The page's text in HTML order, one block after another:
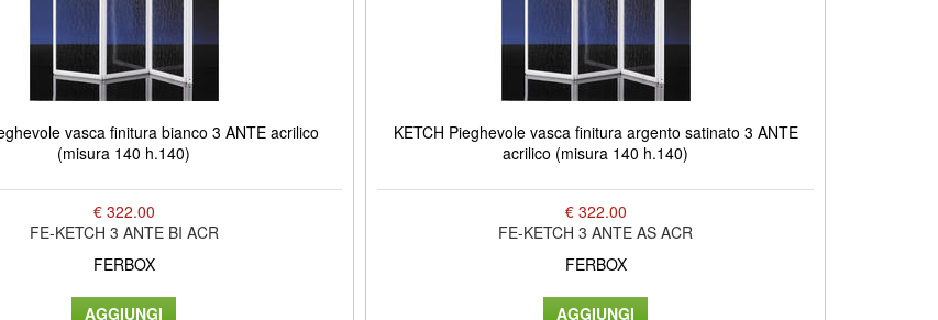
vasca finitura bianco 3 ANTE acrilico
(misura 140 h.140)
€ 322.00
FE-KETCH 3 ANTE BI ACR
FERBOX
KETCH Pieghevole vasca finitura argento satinato 3 ANTE
acrilico (misura 140 h.140)
€ 322.00
FE-KETCH 3 ANTE AS ACR
FERBOX